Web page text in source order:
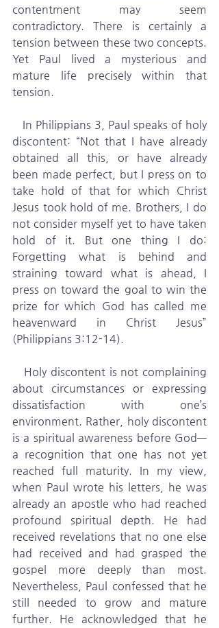
contentment may seem
contradictory. There is certainly a
tension between these two concepts.
Yet Paul lived a mysterious and
mature life precisely within that
tension.
discontent: “Not that I have already
obtained all this, or have already
been made perfect, but I press on to
take hold of that for which Christ
Jesus took hold of me. Brothers, I do
not consider myself yet to have taken
hold of it. But one thing I do:
Forgetting what is behind and
straining toward what is ahead, I
press on toward the goal to win the
prize for which God has called me
heavenward in Christ Jesus”
(Philippians 3:12-14).
about circumstances or expressing
dissatisfaction with one’s
environment. Rather, holy discontent
is a spiritual awareness before God—
a recognition that one has not yet
reached full maturity. In my view,
when Paul wrote his letters, he was
already an apostle who had reached
profound spiritual depth. He had
received revelations that no one else
had received and had grasped the
gospel more deeply than most.
Nevertheless, Paul confessed that he
still needed to grow and mature
further. He acknowledged that he